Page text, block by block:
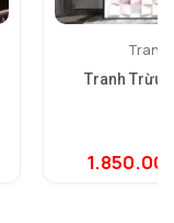
Tranh
Tranh Trừu